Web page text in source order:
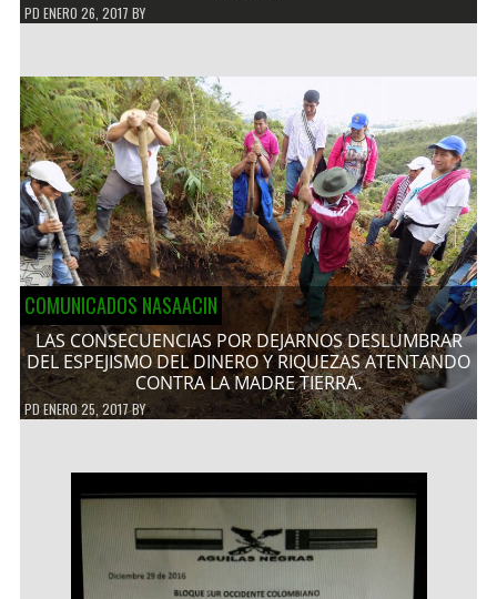
PD ENERO 26, 2017 BY
COMUNICADOS NASAACIN
LAS CONSECUENCIAS POR DEJARNOS DESLUMBRAR
DEL ESPEJISMO DEL DINERO Y RIQUEZAS ATENTANDO
CONTRA LA MADRE TIERRA.
PDENERO 25, 2017BY